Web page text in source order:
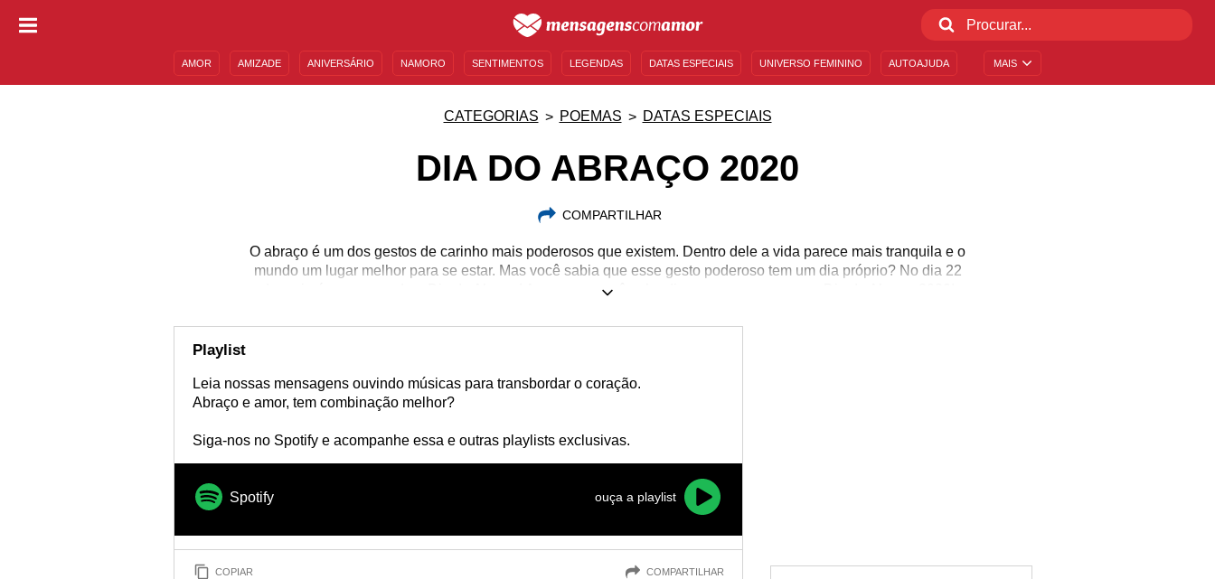
MAIS
AMOR AMIZADE ANIVERSÁRIO NAMORO SENTIMENTOS LEGENDAS DATAS ESPECIAIS UNIVERSO FEMININO AUTOAJUDA
CATEGORIAS POEMAS DATAS ESPECIAIS
DIA DO ABRAÇO 2020
COMPARTILHAR
O abraço é um dos gestos de carinho mais poderosos que existem. Dentro dele a vida parece mais tranquila e o
mundo um lugar melhor para se estar. Mas você sabia que esse gesto poderoso tem um dia próprio? No dia 22
de maio é comemorado o Dia do Abraço! Agora que você sabe disso, se prepare para o Dia do Abraço 2020!
abraço com essas frases poderosas e espalhe o amor. Não deixe para depois o abraço que você pode dar hoje!
Playlist
Leia nossas mensagens ouvindo músicas para transbordar o coração.
Abraço e amor, tem combinação melhor?
Siga-nos no Spotify e acompanhe essa e outras playlists exclusivas.
Spotify ouça a playlist
COPIAR COMPARTILHAR